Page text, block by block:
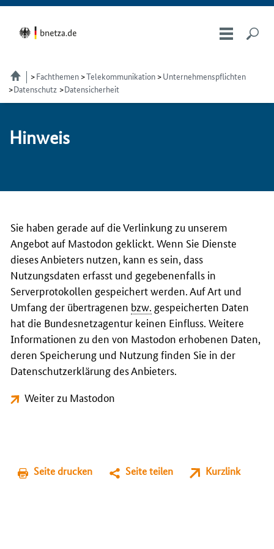
Fachthemen Telekom­munikation
Unternehmenspflichten
Datenschutz
Datensicherheit
Hin­weis
Sie haben gerade auf die Verlinkung zu unserem
Angebot auf Mastodon geklickt. Wenn Sie Dienste
dieses Anbieters nutzen, kann es sein, dass
Nutzungsdaten erfasst und gegebenenfalls in
Serverprotokollen gespeichert werden. Auf Art und
Umfang der übertragenen bzw. gespeicherten Daten
hat die Bundesnetzagentur keinen Einfluss. Weitere
Informationen zu den von Mastodon erhobenen Daten,
deren Speicherung und Nutzung finden Sie in der
Datenschutzerklärung des Anbieters.
Weiter zu Mastodon
Seite drucken Seite teilen Kurzlink